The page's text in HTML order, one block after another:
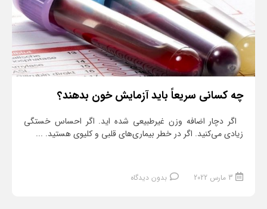
چه کسانی سریعاً باید آزمایش خون بدهند؟
اگر دچار اضافه ‌وزن غیرطبیعی شده اید. اگر احساس خستگی
زیادی می‌کنید. اگر در خطر بیماری‌های قلبی و کلیوی هستید. ...
3 مارس 2022 بدون دیدگاه